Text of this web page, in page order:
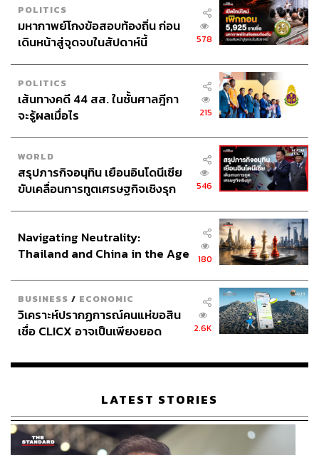
POLITICS
มหากาพย์โกงข้อสอบท้องถิ่น ก่อน
เดินหน้าสู่จุดจบในสัปดาห์นี้
578
POLITICS
เส้นทางคดี 44 สส. ในชั้นศาลฎีกา
จะรู้ผลเมื่อไร
215
WORLD
สรุปภารกิจอนุทิน เยือนอินโดนีเซีย
ขับเคลื่อนการทูตเศรษฐกิจเชิงรุก
546
Navigating Neutrality:
Thailand and China in the Age
180
BUSINESS / ECONOMIC
วิเคราะห์ปรากฏการณ์คนแห่ขอสิน
เชื่อ CLICX อาจเป็นเพียงยอด
เรือนไทยที่ถูกซุกไว้
2.6K
LATEST STORIES